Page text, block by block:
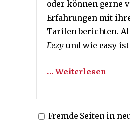
oder können gerne
Erfahrungen mit
Tarifen berichten.
Eezy und wie easy ist
… Weiterlesen
Fremde Seiten in